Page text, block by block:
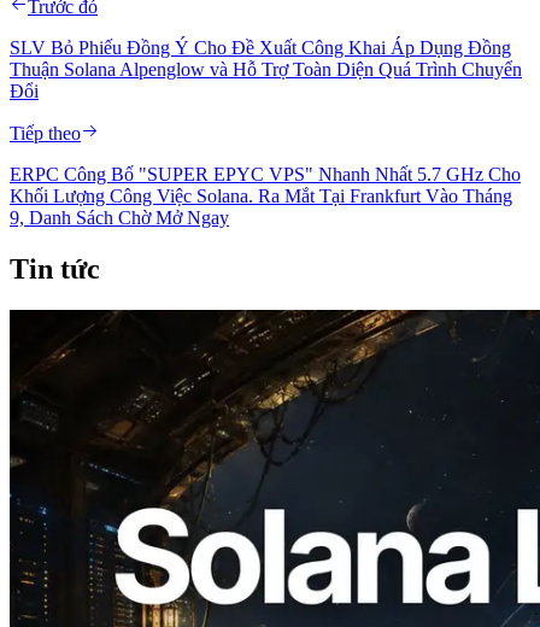
Trước đó
SLV Bỏ Phiếu Đồng Ý Cho Đề Xuất Công Khai Áp Dụng Đồng
Thuận Solana Alpenglow và Hỗ Trợ Toàn Diện Quá Trình Chuyển
Đổi
Tiếp theo
ERPC Công Bố "SUPER EPYC VPS" Nhanh Nhất 5.7 GHz Cho
Khối Lượng Công Việc Solana. Ra Mắt Tại Frankfurt Vào Tháng
9, Danh Sách Chờ Mở Ngay
Tin tức
2026.08.05